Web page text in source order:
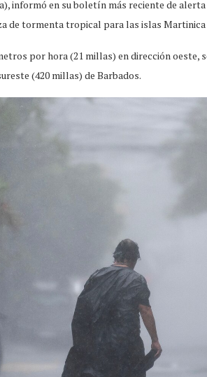
informó en su boletín más reciente de
de tormenta tropical para las islas Martinica
por hora (21 millas) en dirección
(420 millas) de Barbados.